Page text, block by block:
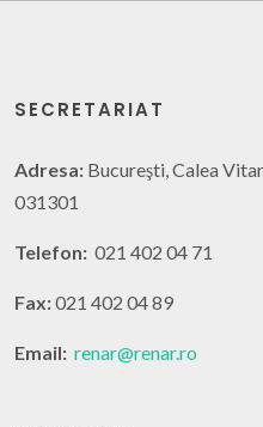
SECRETARIAT
Adresa: Bucureşti, Calea
031301
Telefon: 021 402 04 71
Fax:021 402 04 89
Email: renar@renar.ro